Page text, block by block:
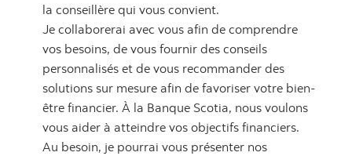
la conseillère qui vous convient.
Je collaborerai avec vous afin de comprendre
vos besoins, de vous fournir des conseils
personnalisés et de vous recommander des
solutions sur mesure afin de favoriser votre bien-
être financier. À la Banque Scotia, nous voulons
vous aider à atteindre vos objectifs financiers.
Au besoin, je pourrai vous présenter nos